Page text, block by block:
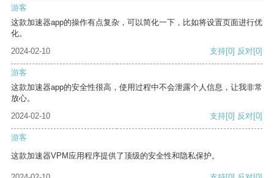
游客
这款加速器app的操作有点复杂，可以简化一下，比如将设置页面进行优
化。
2024-02-10
支持[0] 反对[0]
游客
这款加速器app的安全性很高，使用过程中不会泄露个人信息，让我非常
放心。
2024-02-10
支持[0] 反对[0]
游客
这款加速器VPM应用程序提供了顶级的安全性和隐私保护。